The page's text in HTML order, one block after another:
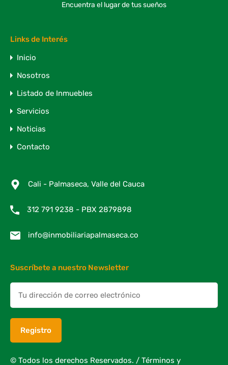
Encuentra el lugar de tus sueños
Links de Interés
Inicio
Nosotros
Listado de Inmuebles
Servicios
Noticias
Contacto
Cali - Palmaseca, Valle del Cauca
312 791 9238 - PBX 2879898
info@inmobiliariapalmaseca.co
Suscríbete a nuestro Newsletter
© Todos los derechos Reservados. / Términos y